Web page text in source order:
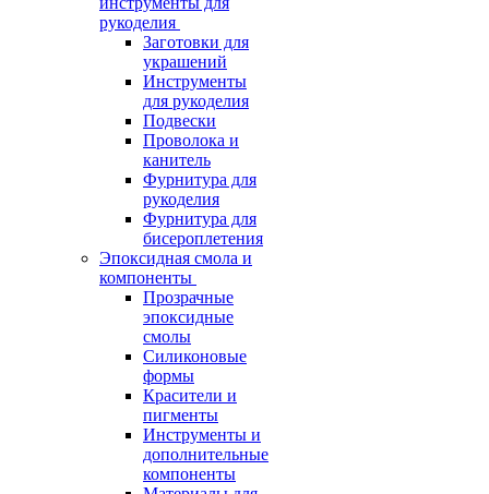
рукоделия
Заготовки для
украшений
Инструменты
для рукоделия
Подвески
Проволока и
канитель
Фурнитура для
рукоделия
Фурнитура для
бисероплетения
Эпоксидная смола и
компоненты
Прозрачные
эпоксидные
смолы
Силиконовые
формы
Красители и
пигменты
Инструменты и
дополнительные
компоненты